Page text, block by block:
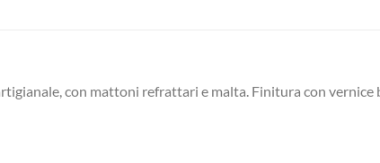
con mattoni refrattari e malta. Finitura con vernice